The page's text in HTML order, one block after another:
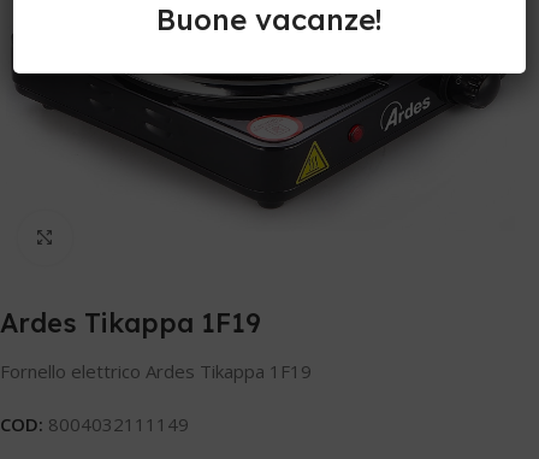
Ardes Tikappa 1F19
Fornello elettrico Ardes Tikappa 1F19
COD: 8004032111149
Buone vacanze!